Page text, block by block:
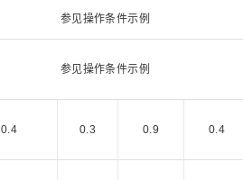
参见操作条件示例
参见操作条件示例
0.4 0.3 0.9 0.4